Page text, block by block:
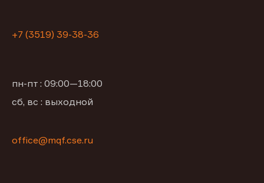
+7 (3519) 39-38-36
пн-пт : 09:00—18:00
сб, вс : выходной
office@mqf.cse.ru